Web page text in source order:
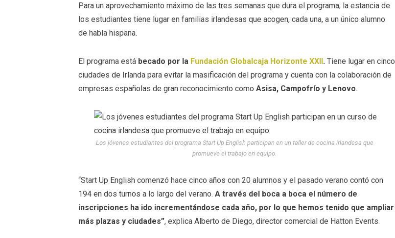
Para un aprovechamiento máximo de las tres semanas que dura el programa, la estancia de
los estudiantes tiene lugar en familias irlandesas que acogen, cada una, a un único alumno
de habla hispana.
El programa está becado por la Fundación Globalcaja Horizonte XXII. Tiene lugar en cinco
ciudades de Irlanda para evitar la masificación del programa y cuenta con la colaboración de
empresas españolas de gran reconocimiento comoAsisa, Campofrío y Lenovo.
Los jóvenes estudiantes del programa Start Up English participan en un taller de cocina irlandesa que
promueve el trabajo en equipo.
“Start Up English comenzó hace cinco años con 20 alumnos y el pasado verano contó con
194 en dos turnos a lo largo del verano.A través del boca a boca el número de
inscripciones ha ido incrementándose cada año, por lo que hemos tenido que ampliar
más plazas y ciudades”, explica Alberto de Diego, director comercial de Hatton Events.